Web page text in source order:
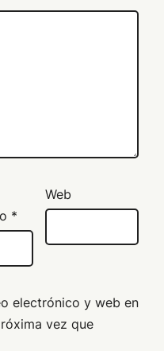
*
Web
electrónico y web en
vez que